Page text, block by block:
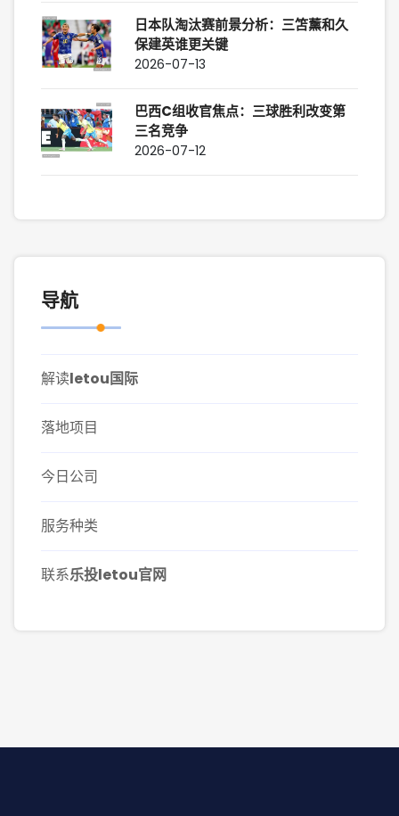
日本队淘汰赛前景分析：三笘薰和久
保建英谁更关键
2026-07-13
巴西C组收官焦点：三球胜利改变第
三名竞争
2026-07-12
导航
解读letou国际
落地项目
今日公司
服务种类
联系乐投letou官网